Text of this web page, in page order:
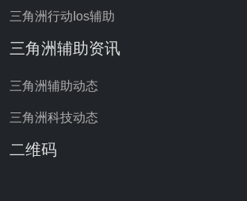
三角洲行动Ios辅助
三角洲辅助资讯
三角洲辅助动态
三角洲科技动态
二维码